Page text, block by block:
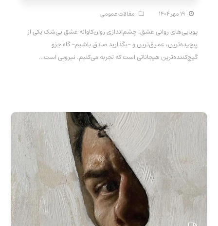
۱۹ مهر ۱۴۰۴ مقالات عمومی
پویایی‌های روانی عشق: چشم‌اندازی روان‌کاوانه عشق بی‌شک یکی از
پیچیده‌ترین، عمیق‌ترین و -بگذارید صادق باشیم- گاه جزو
گیج‌کننده‌ترین هیجاناتی است که تجربه می‌کنیم. نیرویی است…